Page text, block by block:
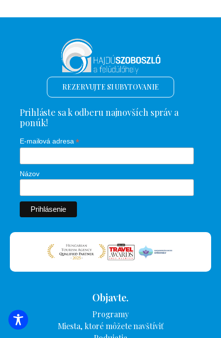
VYHĽADÁVANIE UBYTOVANIA
REZERVUJTE SI UBYTOVANIE
Prihláste sa k odberu najnovších správ a
ponúk!
E-mailová adresa*
Názov
Objavte.
Programy
Miesta, ktoré môžete navštíviť